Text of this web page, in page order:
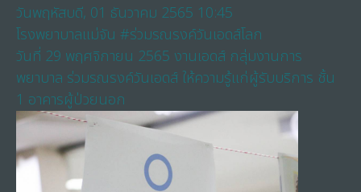
วันพฤหัสบดี, 01 ธันวาคม 2565 10:45
โรงพยาบาลแม่จัน #ร่วมรณรงค์วันเอดส์โลก
วันที่ 29 พฤศจิกายน 2565 งานเอดส์ กลุ่มงานการ
พยาบาล ร่วมรณรงค์วันเอดส์ ให้ความรู้แก่ผู้รับบริการ ชั้น
1 อาคารผู้ป่วยนอก